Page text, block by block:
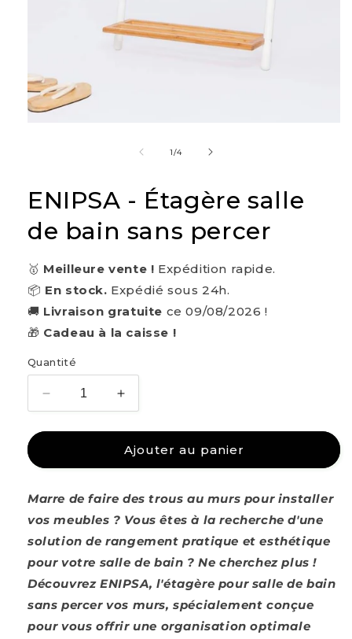
fenêtre
modale
1/de
4
ENIPSA - Étagère salle
de bain sans percer
🥇 Meilleure vente ! Expédition rapide.
📦 En stock. Expédié sous 24h.
🚚 Livraison gratuite ce 09/08/2026 !
🎁 Cadeau à la caisse !
Quantité
Réduire
la
quantité
ENIPSA
Étagère
salle
bain
sans
percer
Augmenter
la
quantité
de
ENIPSA
Étagère
salle
bain
sans
percer
Ajouter au panier
Marre de faire des trous au murs pour installer
vos meubles ? Vous êtes à la recherche d'une
solution de rangement pratique et esthétique
pour votre salle de bain ? Ne cherchez plus !
Découvrez ENIPSA, l'étagère pour salle de bain
sans percer vos murs, spécialement conçue
pour vous offrir une organisation optimale